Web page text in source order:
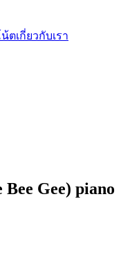
น้ตเกี่ยวกับเรา
Gee) piano